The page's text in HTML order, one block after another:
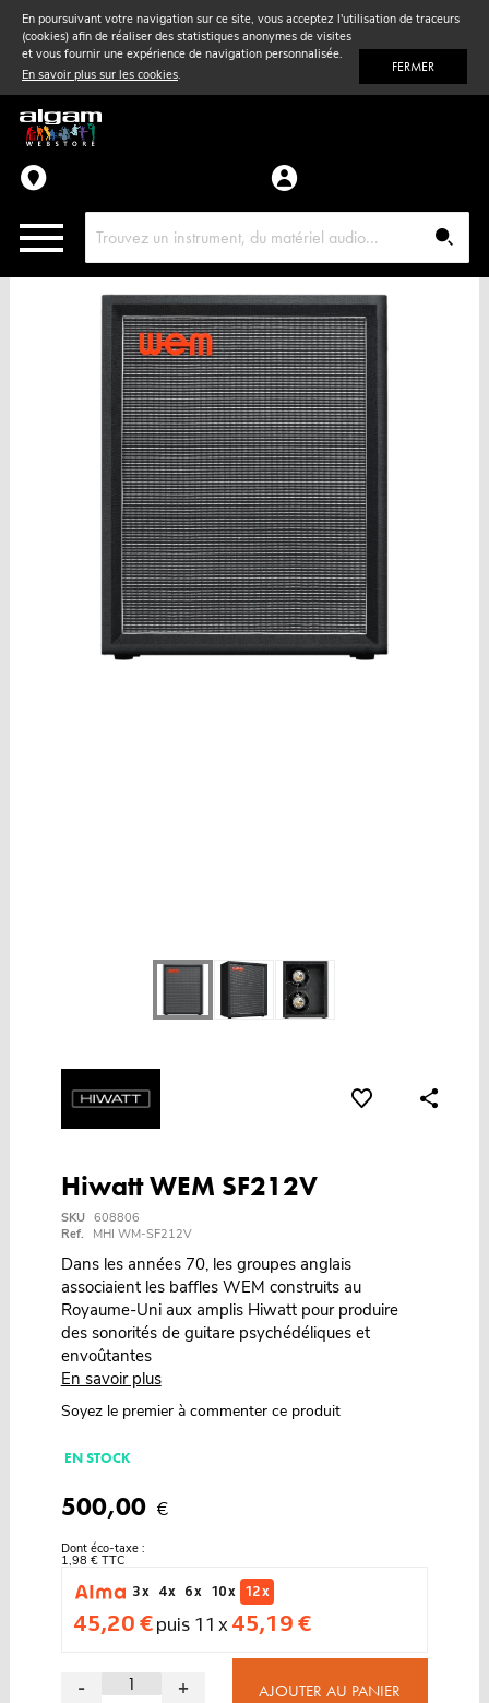
En poursuivant votre navigation sur ce site, vous acceptez l'utilisation de traceurs
(cookies) afin de réaliser des statistiques anonymes de visites
et vous fournir une expérience de navigation personnalisée.
En savoir plus sur les cookies. FERMER
Vent& Violon
Accessoires
Pièces détachées
Hiwatt WEM SF212V
SKU 608806
Ref.
MHI WM-SF212V
Dans les années 70, les groupes anglais
associaient les baffles WEM construits au
Royaume-Uni aux amplis Hiwatt pour produire
des sonorités de guitare psychédéliques et
envoûtantes
En savoir plus
Soyez le premier à commenter ce produit
EN STOCK
500,00 €
Dont éco-taxe :
1,98 € TTC
3 x
4 x 6 x 10 x 12 x
45,20 €puis 11 x 45,19 €
- + AJOUTER AU PANIER